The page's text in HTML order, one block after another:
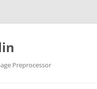
Preprocessor